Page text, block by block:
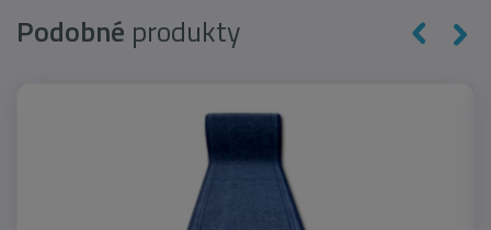
Podobné produkty